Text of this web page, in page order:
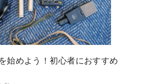
始めよう！初心者におすすめ